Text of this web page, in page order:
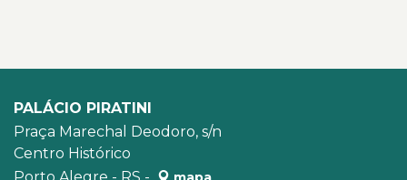
PALÁCIO PIRATINI
Praça Marechal Deodoro, s/n
Centro Histórico